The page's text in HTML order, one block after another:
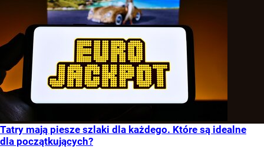
Tatry mają piesze szlaki dla każdego. Które są idealne
dla początkujących?